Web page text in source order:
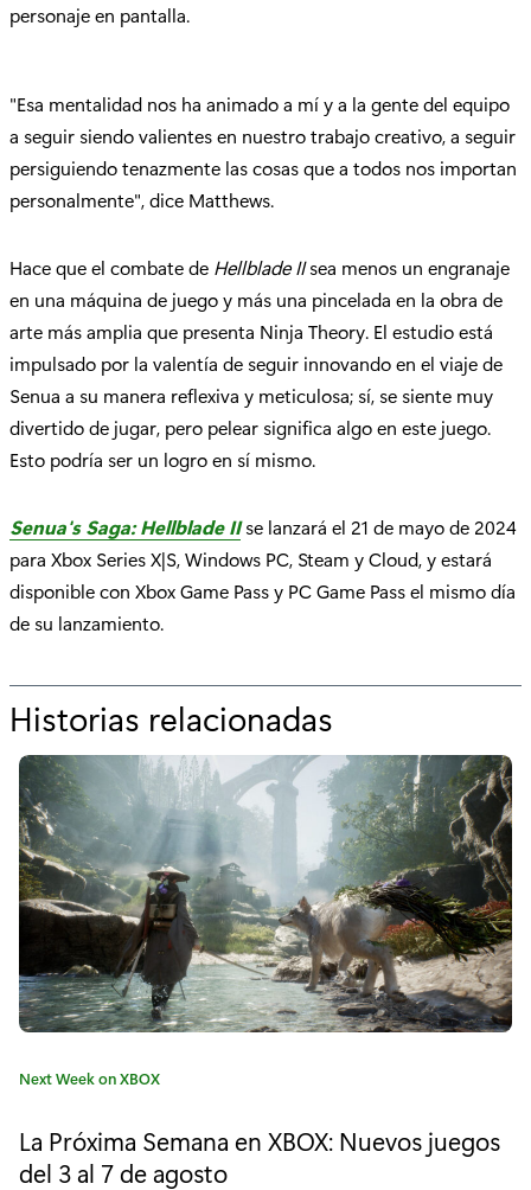
personaje en pantalla.
"Esa mentalidad nos ha animado a mí y a la gente del equipo
a seguir siendo valientes en nuestro trabajo creativo, a seguir
persiguiendo tenazmente las cosas que a todos nos importan
personalmente", dice Matthews.
Hace que el combate de Hellblade IIsea menos un engranaje
en una máquina de juego y más una pincelada en la obra de
arte más amplia que presenta Ninja Theory. El estudio está
impulsado por la valentía de seguir innovando en el viaje de
Senua a su manera reflexiva y meticulosa; sí, se siente muy
divertido de jugar, pero pelear significa algo en este juego.
Esto podría ser un logro en sí mismo.
Senua's Saga: Hellblade IIse lanzará el 21 de mayo de 2024
para Xbox Series X|S, Windows PC, Steam y Cloud, y estará
disponible con Xbox Game Pass y PC Game Pass el mismo día
de su lanzamiento.
Historias relacionadas
o
r
"
S
e
n
u
s
C
e
g
Next Week on XBOX
La Próxima Semana en XBOX: Nuevos juegos
del 3 al 7 de agosto